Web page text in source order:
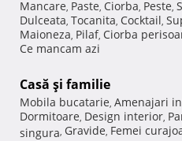
Mancare, Paste, Ciorba, Peste,
Dulceata, Tocanita, Cocktail,
Maioneza, Pilaf, Ciorba
Ce mancam azi
Casă şi familie
Mobila bucatarie, Amenajari
Dormitoare, Design interior,
singura, Gravide, Femei